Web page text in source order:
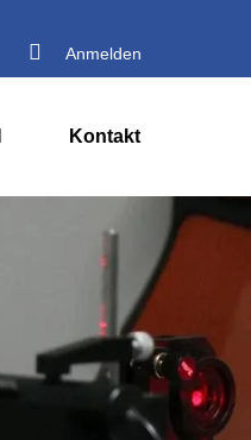
Anmelden
Kontakt